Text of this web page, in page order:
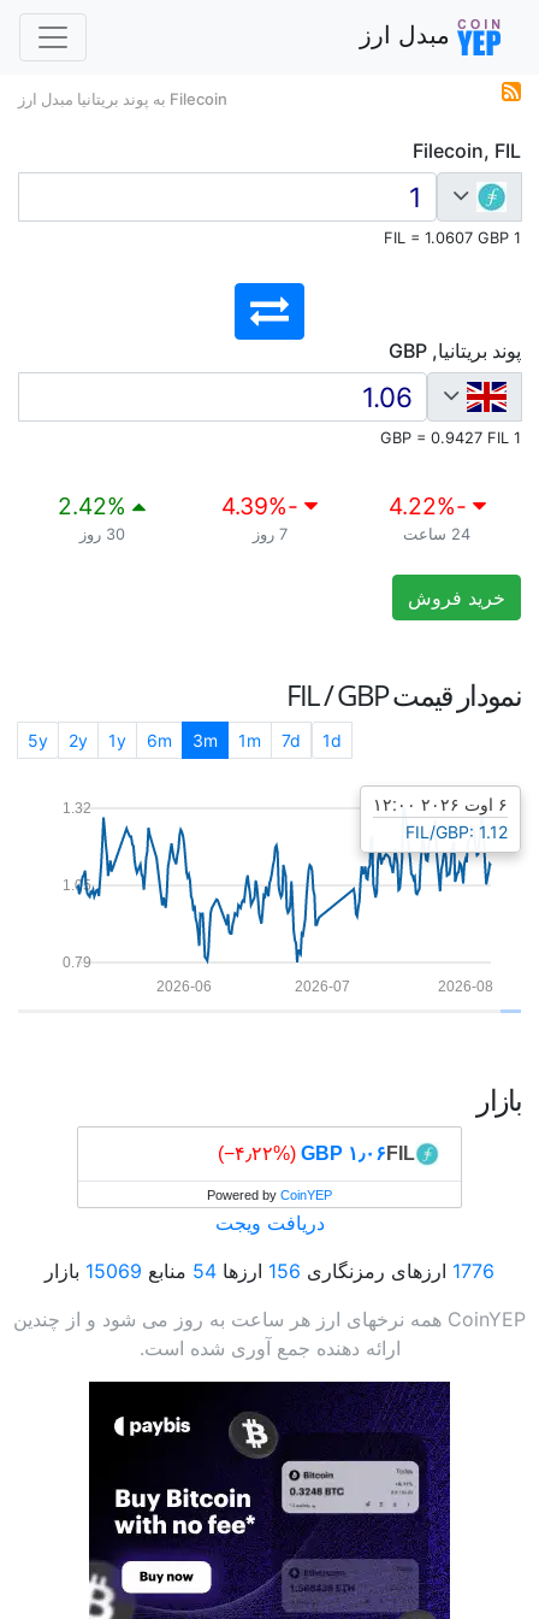
مبدل ارز
Filecoin به پوند بریتانیا مبدل ارز
Filecoin, FIL
1 FIL = 1.0607 GBP
پوند بریتانیا, GBP
1 GBP = 0.9427 FIL
-4.22
%
24 ساعت
-4.39
%
7 روز
2.42%
30 روز
خرید فروش
نمودار قیمتFIL / GBP
1d
7d
1m
3m
6m
1y
2y
5y
0.79
1.05
1.32
2026-08
2026-07
2026-06
۶ اوت ۲۰۲۶ ۱۲:۰۰
FIL/GBP: 1.12
بازار
FIL ۱٫۰۶ GBP (‎−۴٫۲۲%)
Powered by CoinYEP
دریافت ویجت
1776 ارزهای رمزنگاری 156 ارزها 54 منابع 15069 بازار
CoinYEP همه نرخهای ارز هر ساعت به روز می شود و از چندین
ارائه دهنده جمع آوری شده است.